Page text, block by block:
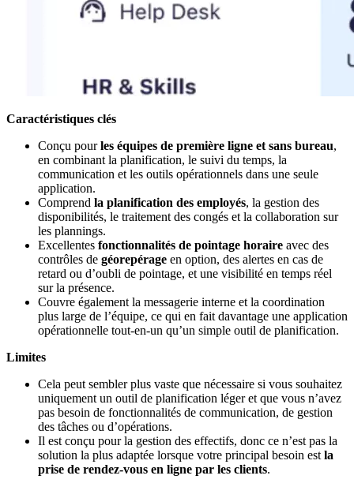
Caractéristiques clés
Conçu pourles équipes de première ligne et sans bureau,
en combinant la planification, le suivi du temps, la
communication et les outils opérationnels dans une seule
application.
Comprend la planification des employés, la gestion des
disponibilités, le traitement des congés et la collaboration sur
les plannings.
Excellentes fonctionnalités de pointage horaire avec des
contrôles de géorepérage en option, des alertes en cas de
retard ou d’oubli de pointage, et une visibilité en temps réel
sur la présence.
Couvre également la messagerie interne et la coordination
plus large de l’équipe, ce qui en fait davantage une application
opérationnelle tout-en-un qu’un simple outil de planification.
Limites
Cela peut sembler plus vaste que nécessaire si vous souhaitez
uniquement un outil de planification léger et que vous n’avez
pas besoin de fonctionnalités de communication, de gestion
des tâches ou d’opérations.
Il est conçu pour la gestion des effectifs, donc ce n’est pas la
solution la plus adaptée lorsque votre principal besoin est la
prise de rendez-vous en ligne par les clients.